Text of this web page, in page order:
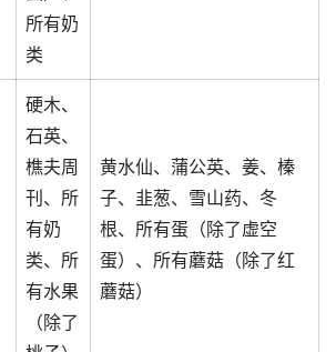
所有奶
类
硬木、
石英、
樵夫周
刊、所
有奶
类、所
有水果
（除了
黄水仙、蒲公英、姜、榛
子、韭葱、雪山药、冬
根、所有蛋（除了虚空
蛋）、所有蘑菇（除了红
蘑菇）